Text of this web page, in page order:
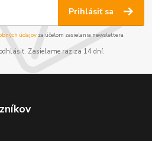
Prihlásiť sa
údajov za účelom zasielania newslettera.
odhlásiť. Zasielame raz za 14 dní.